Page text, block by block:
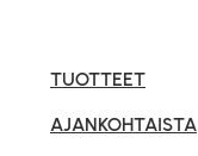
TUOTTEET
AJANKOHTAISTA